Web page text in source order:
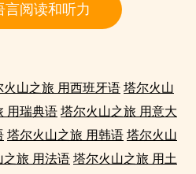
言阅读和听力
火山之旅 用西班牙语 塔尔火山
用瑞典语 塔尔火山之旅 用意大
塔尔火山之旅 用韩语 塔尔火山
之旅 用法语 塔尔火山之旅 用土